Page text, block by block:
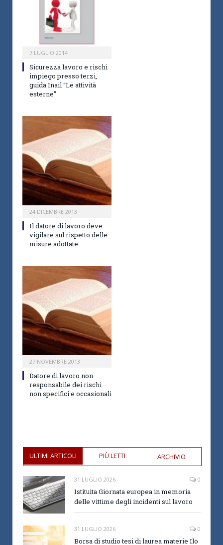
7 LUGLIO 2014
Sicurezza lavoro e rischi
impiego presso terzi,
guida Inail “Le attività
esterne”
24 DICEMBRE 2013
Il datore di lavoro deve
vigilare sul rispetto delle
misure adottate
27 NOVEMBRE 2013
Datore di lavoro non
responsabile dei rischi
non specifici e occasionali
ULTIMI ARTICOLI PIÙ LETTI ARCHIVIO
31 LUGLIO 2026 0
Istituita Giornata europea in memoria
delle vittime degli incidenti sul lavoro
31 LUGLIO 2026 0
Borsa di studio tesi di laurea materie Ilo